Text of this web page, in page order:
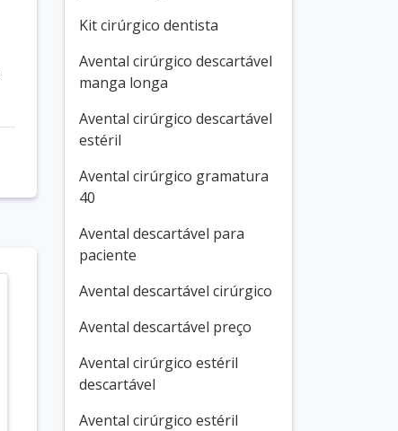
Kit cirúrgico dentista
Avental cirúrgico descartável
manga longa
Avental cirúrgico descartável
estéril
Avental cirúrgico gramatura
40
Avental descartável para
paciente
Avental descartável cirúrgico
Avental descartável preço
Avental cirúrgico estéril
descartável
Avental cirúrgico estéril